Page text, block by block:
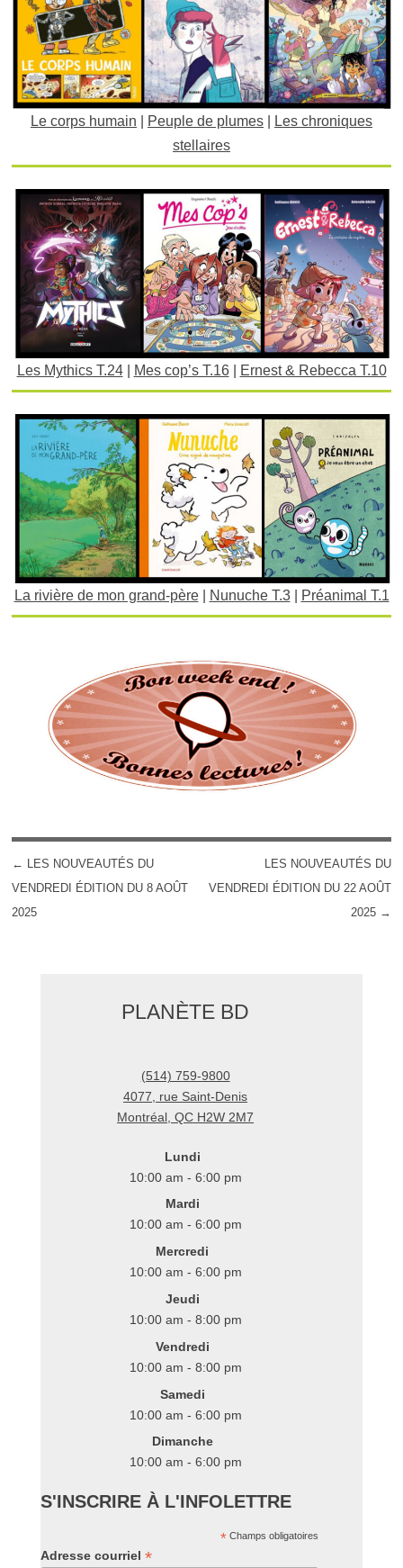
Le corps humain Peuple de plumes
Les chroniques
stellaires
Les Mythics T.24| Mes cop’s T.16| Ernest & Rebecca T.10
La rivière de mon grand-père| Nunuche T.3| Préanimal T.1
POST NAVIGATION
← LES NOUVEAUTÉS DU
VENDREDI ÉDITION DU 8 AOÛT
2025
LES NOUVEAUTÉS DU
VENDREDI ÉDITION DU 22 AOÛT
2025 →
PLANÈTE BD
(514) 759-9800
4077, rue Saint-Denis
Montréal ,QC H2W 2M7
Lundi
10:00 am - 6:00 pm
Mardi
10:00 am - 6:00 pm
Mercredi
10:00 am - 6:00 pm
Jeudi
10:00 am - 8:00 pm
Vendredi
10:00 am - 8:00 pm
Samedi
10:00 am - 6:00 pm
Dimanche
10:00 am - 6:00 pm
S'INSCRIRE À L'INFOLETTRE
* Champs obligatoires
Adresse courriel *